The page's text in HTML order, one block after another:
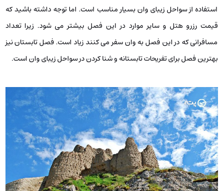
استفاده از سواحل زیبای وان بسیار مناسب است. اما توجه داشته باشید که
قیمت رزرو هتل و سایر موارد در این فصل بیشتر می ‌شود. زیرا تعداد
مسافرانی که در این فصل به وان سفر می ‌کنند زیاد است. فصل تابستان نیز
بهترین فصل برای تفریحات تابستانه و شنا کردن در سواحل زیبای وان است.